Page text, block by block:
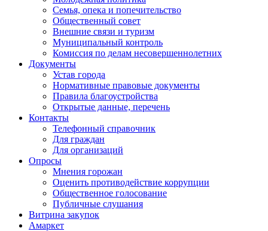
Семья, опека и попечительство
Общественный совет
Внешние связи и туризм
Муниципальный контроль
Комиссия по делам несовершеннолетних
Документы
Устав города
Нормативные правовые документы
Правила благоустройства
Открытые данные, перечень
Контакты
Телефонный справочник
Для граждан
Для организаций
Опросы
Мнения горожан
Оценить противодействие коррупции
Общественное голосование
Публичные слушания
Витрина закупок
Амаркет